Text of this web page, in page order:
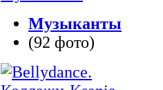
Музыканты
(92 фото)